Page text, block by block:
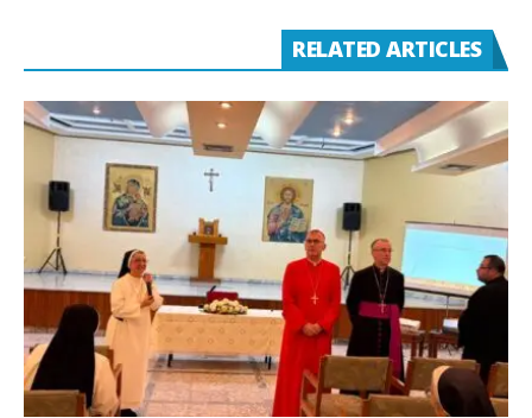
RELATED ARTICLES